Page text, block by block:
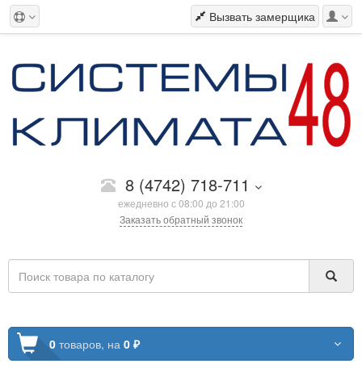
Вызвать замерщика
8 (4742) 718-711
ежедневно с 08:00 до 21:00
Заказать обратный звонок
0 товаров, на 0 ₽